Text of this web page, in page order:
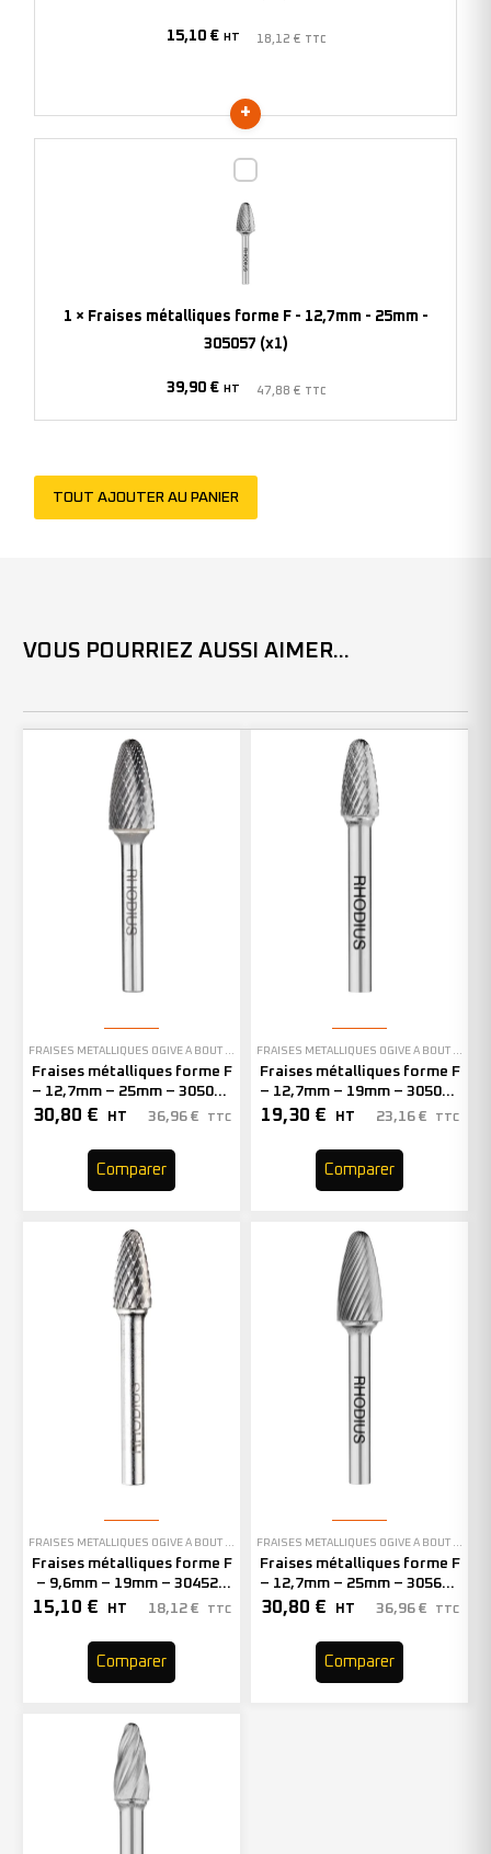
-
15,10 € HT 18,12 € TTC
forme
-
1 × Fraises métalliques forme F - 12,7mm - 25mm -
305057 (x1)
39,90 € HT 47,88 € TTC
TOUT AJOUTER AU PANIER
VOUS POURRIEZ AUSSI AIMER...
FRAISES MÉTALLIQUES OGIVE À BOUT ARRONDI
Fraises métalliques forme F
– 12,7mm – 25mm – 305056
(x1)
30,80 € HT 36,96 € TTC
Comparer
FRAISES MÉTALLIQUES OGIVE À BOUT ARRONDI
Fraises métalliques forme F
– 12,7mm – 19mm – 305054
(x1)
19,30 € HT 23,16 € TTC
Comparer
FRAISES MÉTALLIQUES OGIVE À BOUT ARRONDI
Fraises métalliques forme F
– 9,6mm – 19mm – 304522
(x1)
15,10 € HT 18,12 € TTC
Comparer
FRAISES MÉTALLIQUES OGIVE À BOUT ARRONDI
Fraises métalliques forme F
– 12,7mm – 25mm – 305699
(x1)
30,80 € HT 36,96 € TTC
Comparer